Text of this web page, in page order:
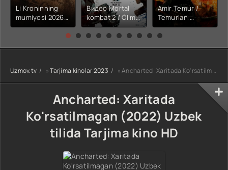
Li Kroninning
mumiyosi 2026
(uzbek tilida
kino) tarjima HD
Видео Mortal
kombat 2 / Ólim
jangi 2 (2026)
Uzbek tilida
Amir Temur /
Temurlan:
Fathchining
yuksalishi
tarjima kino Full
HD tas-ix
Uzmov.tv »Tarjima kinolar 2023 » Ancharted: Xaritada Ko'rsatilmagan (2022) Uzbek tilida Tarjima kino HD
Ancharted: Xaritada
Ko'rsatilmagan (2022) Uzbek
tilida Tarjima kino HD